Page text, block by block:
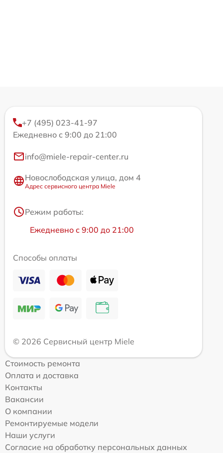
+7 (495) 023-41-97
Ежедневно с 9:00 до 21:00
info@miele-repair-center.ru
Новослободская улица, дом 4
Адрес сервисного центра Miele
Режим работы:
Ежедневно с 9:00 до 21:00
Способы оплаты
© 2026 Сервисный центр Miele
Стоимость ремонта
Оплата и доставка
Контакты
Вакансии
О компании
Ремонтируемые модели
Наши услуги
Согласие на обработку персональных данных